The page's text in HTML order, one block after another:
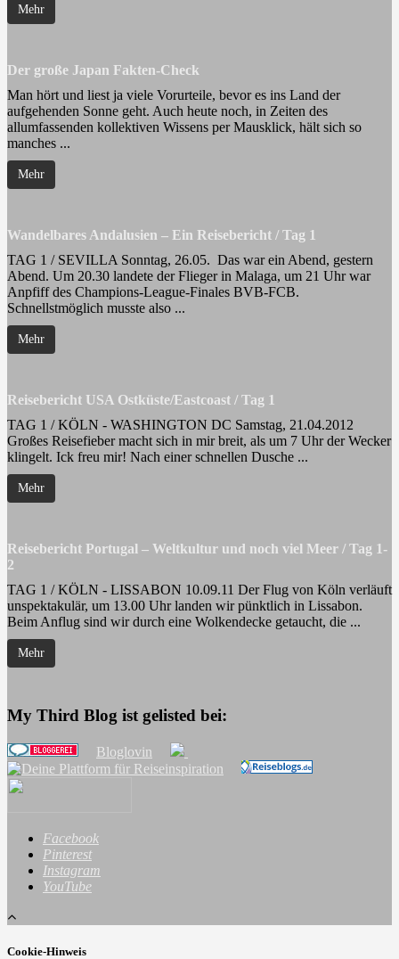
Mehr
Der große Japan Fakten-Check
Man hört und liest ja viele Vorurteile, bevor es ins Land der
aufgehenden Sonne geht. Auch heute noch, in Zeiten des
allumfassenden kollektiven Wissens per Mausklick, hält sich so
manches ...
Mehr
Wandelbares Andalusien – Ein Reisebericht / Tag 1
TAG 1 / SEVILLA Sonntag, 26.05. Das war ein Abend, gestern
Abend. Um 20.30 landete der Flieger in Malaga, um 21 Uhr war
Anpfiff des Champions-League-Finales BVB-FCB.
Schnellstmöglich musste also ...
Mehr
Reisebericht USA Ostküste/Eastcoast / Tag 1
TAG 1 / KÖLN - WASHINGTON DC Samstag, 21.04.2012
Großes Reisefieber macht sich in mir breit, als um 7 Uhr der Wecker
klingelt. Ick freu mir! Nach einer schnellen Dusche ...
Mehr
Reisebericht Portugal – Weltkultur und noch viel Meer / Tag 1-
2
TAG 1 / KÖLN - LISSABON 10.09.11 Der Flug von Köln verläuft
unspektakulär, um 13.00 Uhr landen wir pünktlich in Lissabon.
Beim Anflug sind wir durch eine Wolkendecke getaucht, die ...
Mehr
My Third Blog ist gelisted bei:
Bloglovin
Facebook
Pinterest
Instagram
YouTube
Cookie-Hinweis